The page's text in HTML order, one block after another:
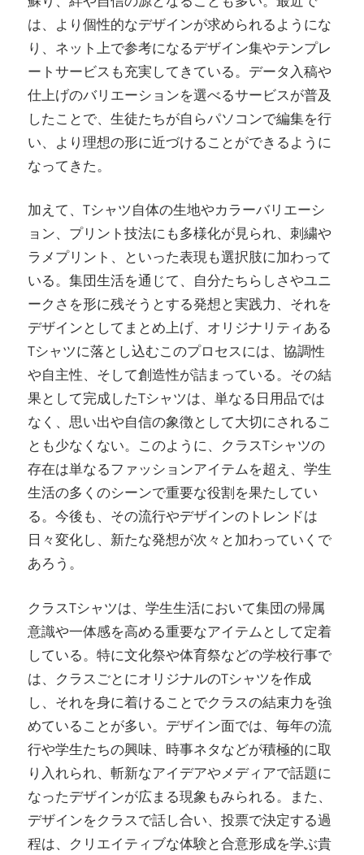
は、より個性的なデザインが求められるようにな
り、ネット上で参考になるデザイン集やテンプレ
ートサービスも充実してきている。データ入稿や
仕上げのバリエーションを選べるサービスが普及
したことで、生徒たちが自らパソコンで編集を行
い、より理想の形に近づけることができるように
なってきた。
加えて、Tシャツ自体の生地やカラーバリエーシ
ョン、プリント技法にも多様化が見られ、刺繍や
ラメプリント、といった表現も選択肢に加わって
いる。集団生活を通じて、自分たちらしさやユニ
ークさを形に残そうとする発想と実践力、それを
デザインとしてまとめ上げ、オリジナリティある
Tシャツに落とし込むこのプロセスには、協調性
や自主性、そして創造性が詰まっている。その結
果として完成したTシャツは、単なる日用品では
なく、思い出や自信の象徴として大切にされるこ
とも少なくない。このように、クラスTシャツの
存在は単なるファッションアイテムを超え、学生
生活の多くのシーンで重要な役割を果たしてい
る。今後も、その流行やデザインのトレンドは
日々変化し、新たな発想が次々と加わっていくで
あろう。
クラスTシャツは、学生生活において集団の帰属
意識や一体感を高める重要なアイテムとして定着
している。特に文化祭や体育祭などの学校行事で
は、クラスごとにオリジナルのTシャツを作成
し、それを身に着けることでクラスの結束力を強
めていることが多い。デザイン面では、毎年の流
行や学生たちの興味、時事ネタなどが積極的に取
り入れられ、斬新なアイデアやメディアで話題に
なったデザインが広まる現象もみられる。また、
デザインをクラスで話し合い、投票で決定する過
程は、クリエイティブな体験と合意形成を学ぶ貴